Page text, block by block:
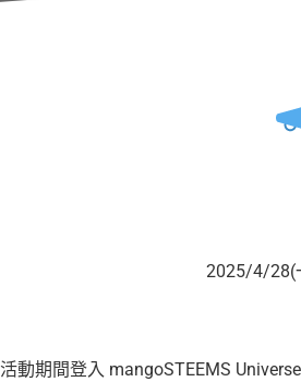
2025/4/28(
活動期間登入 mangoSTEEMS